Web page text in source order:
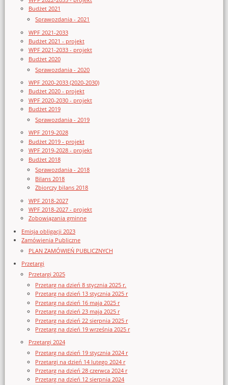
Budżet 2021
Sprawozdania - 2021
WPF 2021-2033
Budżet 2021 - projekt
WPF 2021-2033 - projekt
Budżet 2020
Sprawozdania - 2020
WPF 2020-2033 (2020-2030)
Budżet 2020 - projekt
WPF 2020-2030 - projekt
Budżet 2019
Sprawozdania - 2019
WPF 2019-2028
Budżet 2019 - projekt
WPF 2019-2028 - projekt
Budżet 2018
Sprawozdania - 2018
Bilans 2018
Zbiorczy bilans 2018
WPF 2018-2027
WPF 2018-2027 - projekt
Zobowiązania gminne
Emisja obligacji 2023
Zamówienia Publiczne
PLAN ZAMÓWIEŃ PUBLICZNYCH
Przetargi
Przetargi 2025
Przetarg na dzień 8 stycznia 2025 r.
Przetarg na dzień 13 stycznia 2025 r
Przetarg na dzień 16 maja 2025 r
Przetarg na dzień 23 maja 2025 r
Przetarg na dzień 22 sierpnia 2025 r
Przetarg na dzień 19 września 2025 r
Przetargi 2024
Przetarg na dzień 19 stycznia 2024 r
Przetargi na dzień 14 lutego 2024 r
Przetarg na dzień 28 czerwca 2024 r
Przetarg na dzień 12 sierpnia 2024